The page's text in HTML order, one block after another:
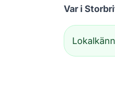
Var i